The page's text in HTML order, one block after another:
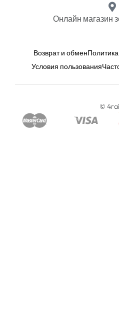
Онлайн магазин
Возврат и обмен
Условия пользования
©